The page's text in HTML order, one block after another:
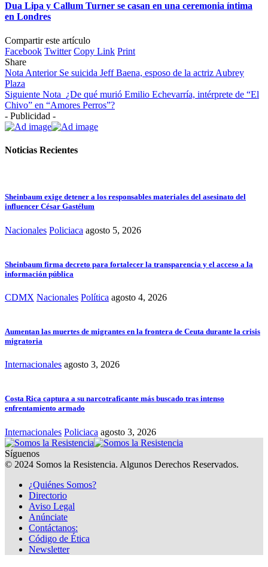
Dua Lipa y Callum Turner se casan en una ceremonia íntima
en Londres
Compartir este artículo
Facebook Twitter Copy Link Print
Share
Nota Anterior Se suicida Jeff Baena, esposo de la actriz Aubrey
Plaza
Siguiente Nota ¿De qué murió Emilio Echevarría, intérprete de “El
Chivo” en “Amores Perros”?
- Publicidad -
Noticias Recientes
Sheinbaum exige detener a los responsables materiales del asesinato del
influencer César Gastélum
Nacionales Policiaca agosto 5, 2026
Sheinbaum firma decreto para fortalecer la transparencia y el acceso a la
información pública
CDMX Nacionales Política agosto 4, 2026
Aumentan las muertes de migrantes en la frontera de Ceuta durante la crisis
migratoria
Internacionales agosto 3, 2026
Costa Rica captura a su narcotraficante más buscado tras intenso
enfrentamiento armado
Internacionales Policiaca agosto 3, 2026
Síguenos
© 2024 Somos la Resistencia. Algunos Derechos Reservados.
¿Quiénes Somos?
Directorio
Aviso Legal
Anúnciate
Contáctanos:
Código de Ética
Newsletter